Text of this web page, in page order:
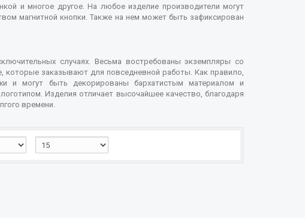
и многое другое. На любое изделие производители могут
магнитной кнопки. Также на нем может быть зафиксирован
случаях. Весьма востребованы экземпляры со
которые заказывают для повседневной работы. Как правило,
и могут быть декорированы бархатистым материалом и
Изделия отличает высочайшее качество, благодаря
времени.